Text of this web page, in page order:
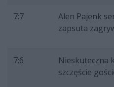
7:7
Alen Pajenk
zapsuta
7:6
Nieskuteczna
szczęście